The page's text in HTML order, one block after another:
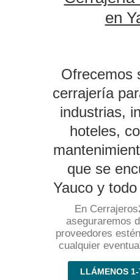
en
Ofrecemos
cerrajería
industrias,
hoteles,
que se
Yauco y
En
aseguraremos
proveedores
cualquier
LLÁMENOS